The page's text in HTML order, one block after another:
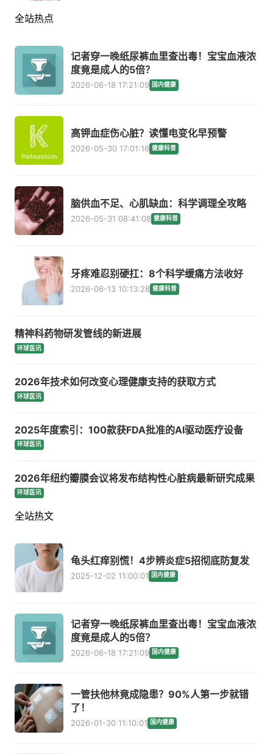
全站热点
记者穿一晚纸尿裤血里查出毒！宝宝血液浓
度竟是成人的5倍？
2026-06-18 17:21:09 国内健康
高钾血症伤心脏？读懂电变化早预警
2026-05-30 17:01:16 健康科普
脑供血不足、心肌缺血：科学调理全攻略
2026-05-31 08:41:08 健康科普
牙疼难忍别硬扛：8个科学缓痛方法收好
2026-06-13 10:13:28 健康科普
精神科药物研发管线的新进展
环球医讯
2026年技术如何改变心理健康支持的获取方式
环球医讯
2025年度索引：100款获FDA批准的AI驱动医疗设备
环球医讯
2026年纽约瓣膜会议将发布结构性心脏病最新研究成果
环球医讯
全站热文
龟头红痒别慌！4步辨炎症5招彻底防复发
2025-12-02 11:00:01 国内健康
记者穿一晚纸尿裤血里查出毒！宝宝血液浓
度竟是成人的5倍？
2026-06-18 17:21:09 国内健康
一管扶他林竟成隐患？90%人第一步就错
了！
2026-01-30 11:10:01 国内健康